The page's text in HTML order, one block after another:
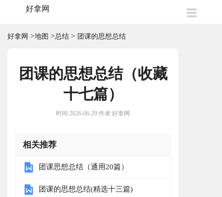
好拿网
好拿网 >地图 >总结 > 团课的思想总结
团课的思想总结（收藏
十七篇）
时间:2026-06-29 作者:好拿网
相关推荐
团课思想总结（通用20篇）
团课的思想总结(精选十三篇)